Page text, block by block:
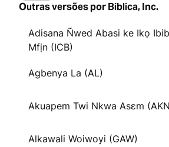
Outras versões por Biblica, Inc.
Adisana Ñwed Abasi ke Ikọ
Mfịn (ICB)
Agbenya La (AL)
Akuapem Twi Nkwa Asɛm
Alkawali Woiwoyi (GAW)